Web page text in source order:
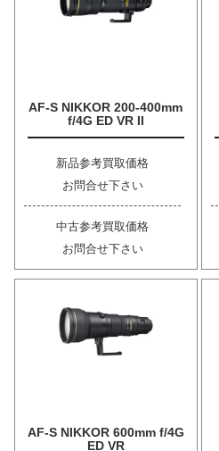
AF-S NIKKOR 200-400mm
f/4G ED VR II
新品参考買取価格
お問合せ下さい
中古参考買取価格
お問合せ下さい
AF-S NIKKOR 600mm f/4G
ED VR